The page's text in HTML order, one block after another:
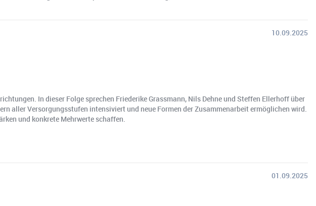
10.09.2025
In dieser Folge sprechen Friederike Grassmann, Nils Dehne und Steffen Ellerhoff über
aller Versorgungsstufen intensiviert und neue Formen der Zusammenarbeit ermöglichen wird.
und konkrete Mehrwerte schaffen.
01.09.2025